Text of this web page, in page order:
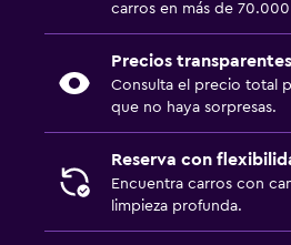
carros en más de
Precios transparentes
Consulta el precio total
que no haya sorpresas.
Reserva con
Encuentra carros con
limpieza profunda.